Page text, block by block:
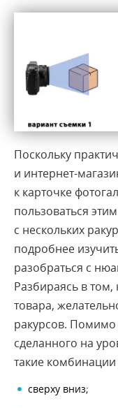
Поскольку
и интернет-
к карточке
пользоваться
с нескольких
подробнее
разобраться с
Разбираясь в том,
товара,
ракурсов.
сделанного на
такие
сверху вниз;